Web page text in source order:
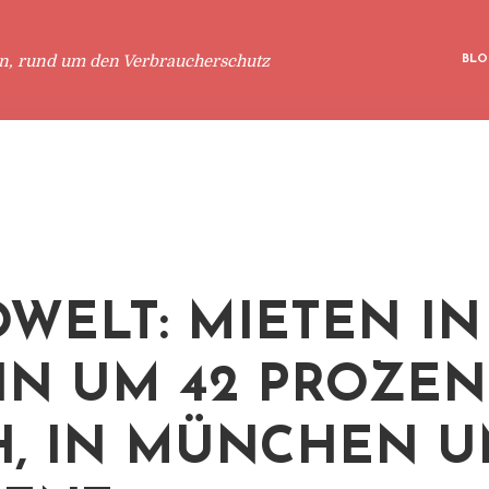
rund um den Verbraucherschutz
MIETEN IN
UM 42
IN MÜNCHEN